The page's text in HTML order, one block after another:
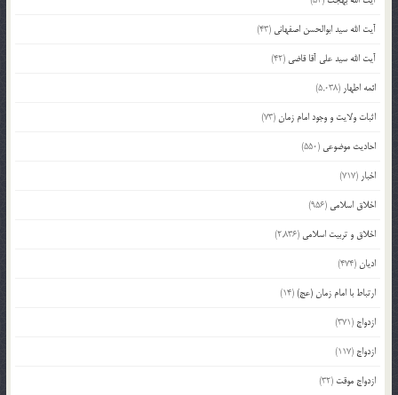
آیت الله سید ابوالحسن اصفهانی (43)
آیت الله سید علی آقا قاضی (42)
ائمه اطهار (5,038)
اثبات ولایت و وجود امام زمان(73)
احادیث موضوعی (550)
اخبار (717)
اخلاق اسلامی (956)
اخلاق و تربیت اسلامی (2,836)
ادیان(474)
ارتباط با امام زمان (عج)(14)
ازدواج (371)
ازدواج (117)
ازدواج موقت (32)